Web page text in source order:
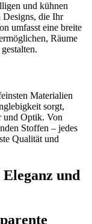
und kühnen
Designs, die Ihr
umfasst eine breite
Räume
Materialien
sorgt,
und Optik. Von
Stoffen – jedes
Qualität und
und